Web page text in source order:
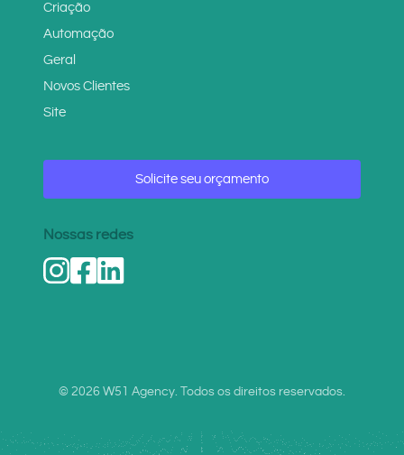
Criação
Automação
Geral
Novos Clientes
Site
Solicite seu orçamento
Nossas redes
© 2026 W51 Agency. Todos os direitos reservados.